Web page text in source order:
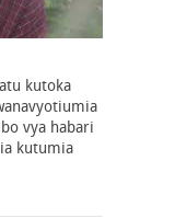
kutoka
vya habari
kutumia